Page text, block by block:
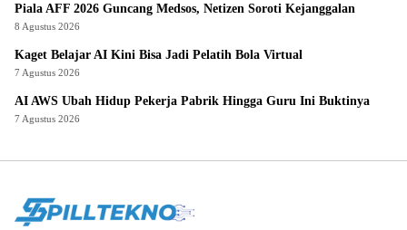
Piala AFF 2026 Guncang Medsos, Netizen Soroti Kejanggalan
8 Agustus 2026
Kaget Belajar AI Kini Bisa Jadi Pelatih Bola Virtual
7 Agustus 2026
AI AWS Ubah Hidup Pekerja Pabrik Hingga Guru Ini Buktinya
7 Agustus 2026